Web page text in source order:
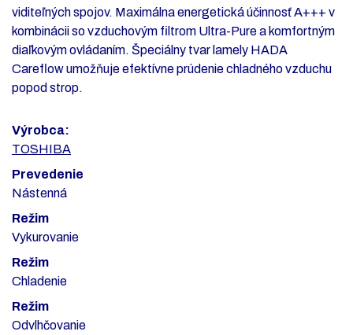
viditeľných spojov. Maximálna energetická účinnosť A+++ v
kombinácii so vzduchovým filtrom Ultra-Pure a komfortným
diaľkovým ovládaním. Špeciálny tvar lamely HADA
Careflow umožňuje efektívne prúdenie chladného vzduchu
popod strop.
Výrobca:
TOSHIBA
Prevedenie
Nástenná
Režim
Vykurovanie
Režim
Chladenie
Režim
Odvlhčovanie